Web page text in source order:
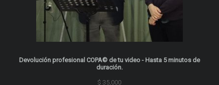
Devolución profesional COPA© de tu video - Hasta 5 minutos de
duración.
$ 35,000